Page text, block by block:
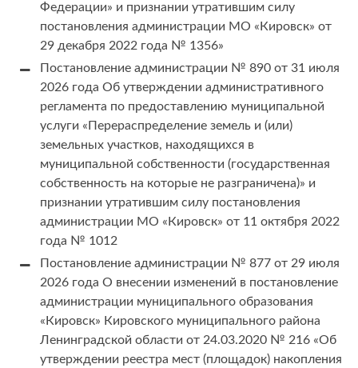
Федерации» и признании утратившим силу
постановления администрации МО «Кировск» от
29 декабря 2022 года № 1356»
Постановление администрации № 890 от 31 июля
2026 года Об утверждении административного
регламента по предоставлению муниципальной
услуги «Перераспределение земель и (или)
земельных участков, находящихся в
муниципальной собственности (государственная
собственность на которые не разграничена)» и
признании утратившим силу постановления
администрации МО «Кировск» от 11 октября 2022
года № 1012
Постановление администрации № 877 от 29 июля
2026 года О внесении изменений в постановление
администрации муниципального образования
«Кировск» Кировского муниципального района
Ленинградской области от 24.03.2020 № 216 «Об
утверждении реестра мест (площадок) накопления